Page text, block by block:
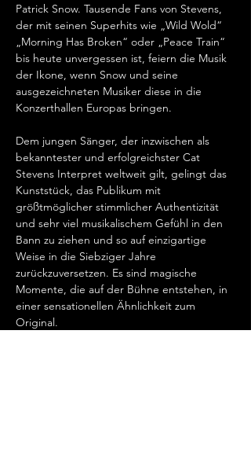
Patrick Snow. Tausende Fans von Stevens,
der mit seinen Superhits wie „Wild Wold“
„Morning Has Broken“ oder „Peace Train“
bis heute unvergessen ist, feiern die Musik
der Ikone, wenn Snow und seine
ausgezeichneten Musiker diese in die
Konzerthallen Europas bringen.
Dem jungen Sänger, der inzwischen als
bekanntester und erfolgreichster Cat
Stevens Interpret weltweit gilt, gelingt das
Kunststück, das Publikum mit
größtmöglicher stimmlicher Authentizität
und sehr viel musikalischem Gefühl in den
Bann zu ziehen und so auf einzigartige
Weise in die Siebziger Jahre
zurückzuversetzen. Es sind magische
Momente, die auf der Bühne entstehen, in
einer sensationellen Ähnlichkeit zum
Original.